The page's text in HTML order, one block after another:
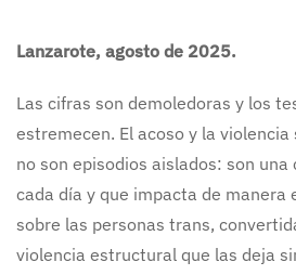
Lanzarote, agosto de 2025.
Las cifras son demoledoras y los
estremecen. El acoso y la violencia
no son episodios aislados: son
cada día y que impacta de manera
sobre las personas trans,
violencia estructural que las deja